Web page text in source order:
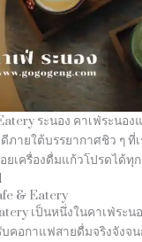
ระนอง คาเฟ่ระนอง
ภายใต้บรรยากาศชิว ๆ
ยเครื่องดื่มแก้วโปรดได้ทุ
& Eatery
เป็นหนึ่งในคาเฟ่ระน
คอกาแฟสายดื่มจริงจังจน